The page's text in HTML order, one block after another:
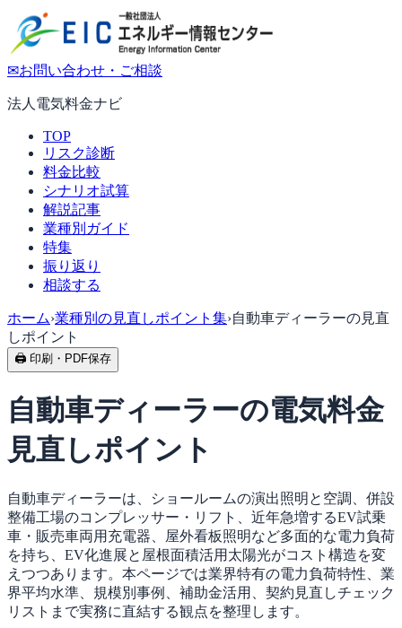
✉お問い合わせ・ご相談
法人電気料金ナビ
TOP
リスク診断
料金比較
シナリオ試算
解説記事
業種別ガイド
特集
振り返り
相談する
ホーム›業種別の見直しポイント集›自動車ディーラーの見直
しポイント
🖨 印刷・PDF保存
自動車ディーラーの電気料金
見直しポイント
自動車ディーラーは、ショールームの演出照明と空調、併設
整備工場のコンプレッサー・リフト、近年急増するEV試乗
車・販売車両用充電器、屋外看板照明など多面的な電力負荷
を持ち、EV化進展と屋根面積活用太陽光がコスト構造を変
えつつあります。本ページでは業界特有の電力負荷特性、業
界平均水準、規模別事例、補助金活用、契約見直しチェック
リストまで実務に直結する観点を整理します。